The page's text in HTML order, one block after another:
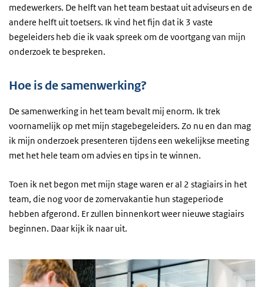
medewerkers. De helft van het team bestaat uit adviseurs en de
andere helft uit toetsers. Ik vind het fijn dat ik 3 vaste
begeleiders heb die ik vaak spreek om de voortgang van mijn
onderzoek te bespreken.
Hoe is de samenwerking?
De samenwerking in het team bevalt mij enorm. Ik trek
voornamelijk op met mijn stagebegeleiders. Zo nu en dan mag
ik mijn onderzoek presenteren tijdens een wekelijkse meeting
met het hele team om advies en tips in te winnen.
Toen ik net begon met mijn stage waren er al 2 stagiairs in het
team, die nog voor de zomervakantie hun stageperiode
hebben afgerond. Er zullen binnenkort weer nieuwe stagiairs
beginnen. Daar kijk ik naar uit.